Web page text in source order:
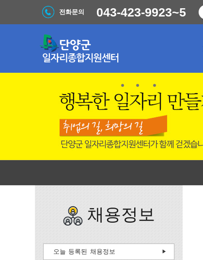
전화문의 043-423-9923~5
채용정보
오늘 등록된 채용정보